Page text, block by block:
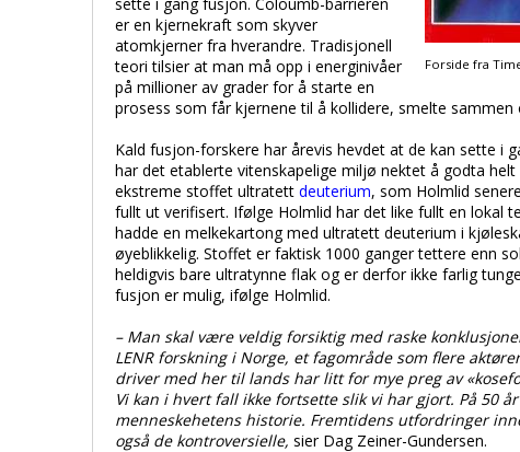
Forside fra
er en kjernekraft som skyver
atomkjerner fra hverandre. Tradisjonell
teori tilsier at man må opp i energinivåer
på millioner av grader for å starte en
prosess som får kjernene til å kollidere, smelte
Kald fusjon-forskere har årevis hevdet at de kan sette i
har det etablerte vitenskapelige miljø nektet å godta
ekstreme stoffet ultratett deuterium, som Holmlid
fullt ut verifisert. Ifølge Holmlid har det like fullt en lokal
hadde en melkekartong med ultratett deuterium i
øyeblikkelig. Stoffet er faktisk 1000 ganger tettere enn
heldigvis bare ultratynne flak og er derfor ikke farlig
fusjon er mulig, ifølge Holmlid.
– Man skal være veldig forsiktig med raske
LENR forskning i Norge, et fagområde som flere
driver med her til lands har litt for mye preg av
Vi kan i hvert fall ikke fortsette slik vi har gjort. På 50
menneskehetens historie. Fremtidens utfordringer
også de kontroversielle, sier Dag Zeiner-Gundersen.